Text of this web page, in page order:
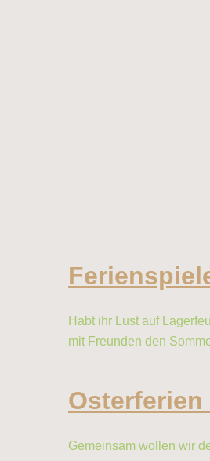
Habt ihr Lust auf
mit Freunden den
Gemeinsam wollen wir